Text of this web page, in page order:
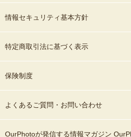
情報セキュリティ基本方針
特定商取引法に基づく表示
保険制度
よくあるご質問・お問い合わせ
OurPhotoが発信する情報マガジン